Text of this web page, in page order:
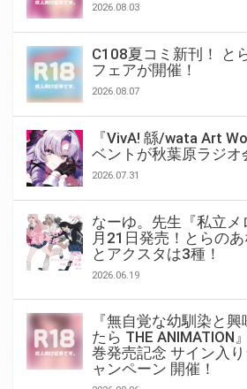
2026.08.03
C108夏コミ新刊！ と
フェアが開催！
2026.08.07
『VivA! 緜/wata Art
ベントが秋葉原ラジオ
2026.07.31
なーゆ。先生『私立
月21日発売！とらの
とアクスタは3種！
2026.06.19
『無自覚な幼馴染と
たら THE ANIMATION
巻発売記念 サイン入
ャンペーン 開催！